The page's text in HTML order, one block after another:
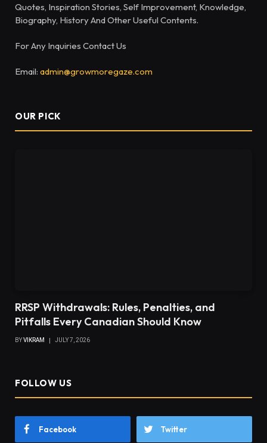
Quotes, Inspiration Stories, Self Improvement, Knowledge,
Biography, History And Other Useful Contents.
For Any Inquiries Contact Us
Email: admin@growmoregaze.com
OUR PICK
RRSP Withdrawals: Rules, Penalties, and
Pitfalls Every Canadian Should Know
BYVIKRAM JULY 7, 2026
FOLLOW US
Facebook Twitter